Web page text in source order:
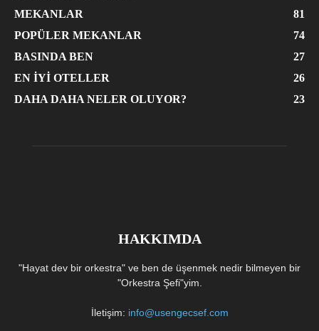
MEKANLAR
81
POPÜLER MEKANLAR
74
BASINDA BEN
27
EN İYI OTELLER
26
DAHA DAHA NELER OLUYOR?
23
HAKKIMDA
"Hayat dev bir orkestra" ve ben de üşenmek nedir bilmeyen bir
"Orkestra Şefi"yim.
İletişim: info@usengecsef.com